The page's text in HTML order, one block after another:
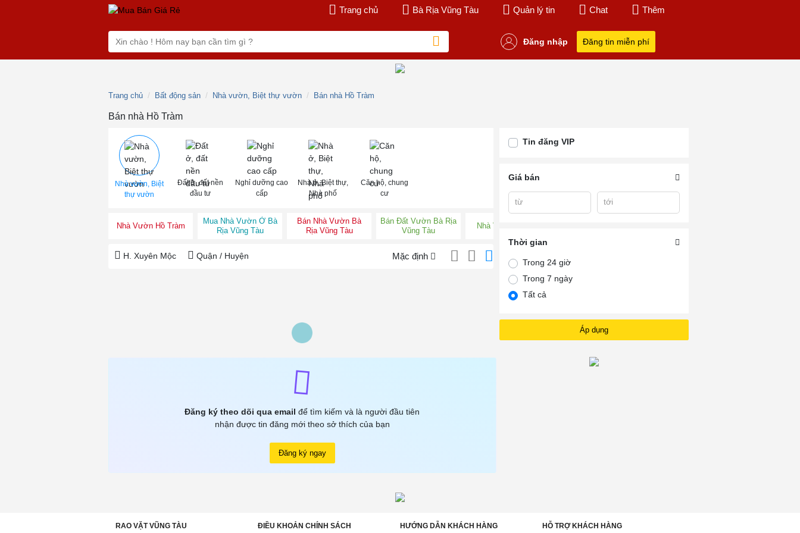
Trang chủ Bà Rịa Vũng Tàu Quản lý tin Chat Thêm
Đăng nhập Đăng tin miễn phí
Trang chủ Bất động sản Nhà vườn, Biệt thự vườn Bán nhà Hồ Tràm
Bán nhà Hồ Tràm
Nhà vườn, Biệt
thự vườn
Đất ở, đất nền
đầu tư
Nghỉ dưỡng cao
cấp
Nhà ở, Biệt thự,
Nhà phố
Căn hộ, chung
cư
Nhà Vườn Hồ Tràm
Mua Nhà Vườn Ở Bà
Rịa Vũng Tàu
Bán Nhà Vườn Bà
Rịa Vũng Tàu
Bán Đất Vườn Bà Rịa
Vũng Tàu
Nhà Vườn Bà Rịa
H. Xuyên Mộc Quận / Huyện Mặc định
Đăng ký theo dõi qua email để tìm kiếm và là người đầu tiên
nhận được tin đăng mới theo sở thích của bạn
Đăng ký ngay
Tin đăng VIP
Giá bán
từ tới
Thời gian
Trong 24 giờ
Trong 7 ngày
Tất cả
Áp dụng
RAO VẶT VŨNG TÀU ĐIỀU KHOẢN CHÍNH SÁCH HƯỚNG DẪN KHÁCH HÀNG HỖ TRỢ KHÁCH HÀNG